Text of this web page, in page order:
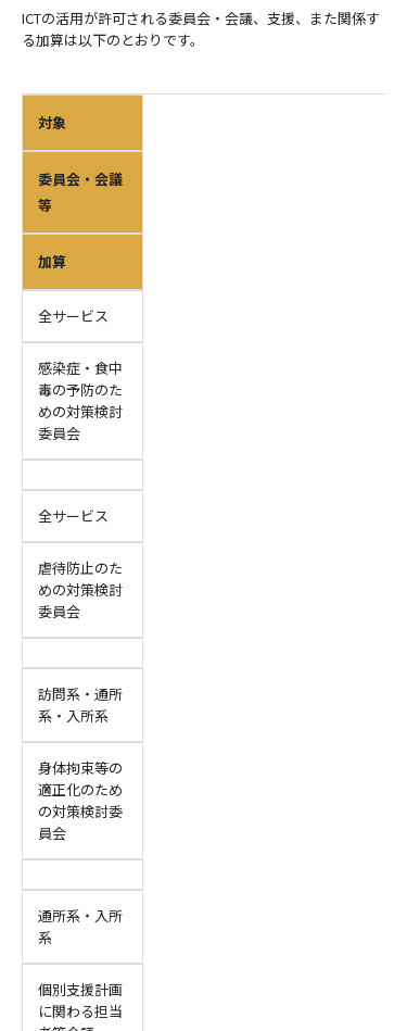
ICTの活用が許可される委員会・会議、支援、また関係す
る加算は以下のとおりです。
対象
委員会・会議
等
加算
全サービス
感染症・食中
毒の予防のた
めの対策検討
委員会
全サービス
虐待防止のた
めの対策検討
委員会
訪問系・通所
系・入所系
身体拘束等の
適正化のため
の対策検討委
員会
通所系・入所
系
個別支援計画
に関わる担当